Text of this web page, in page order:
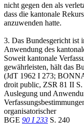
nicht gegen den als
dass die kantonale
anzuwenden hatte.
3. Das Bundesgericht ist
Anwendung des
Soweit kantonale
gewährleisten, hält das
(JdT 1962 I 273;
droit public, ZSR 81 II
Auslegung und
organisatorischer
BGE 90 I 233 S. 240